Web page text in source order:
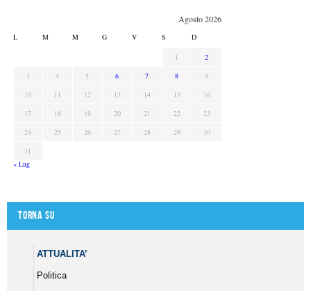
Agosto 2026
L M M G V S D
1
2
3
4 5 6 7 8
9
10
11 12 13 14 15
16
17
18 19 20 21 22
23
24
25 26 27 28 29
30
31
« Lug
Torna su
ATTUALITA’
Politica